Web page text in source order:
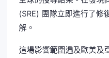
(SRE) 團隊立即進行了修
解。
這場影響範圍遍及歐美及